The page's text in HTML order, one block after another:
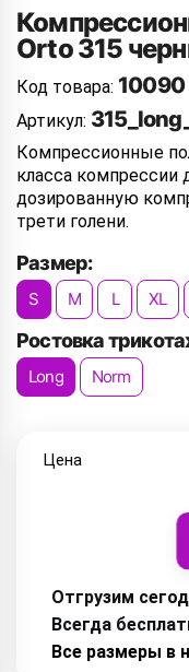
Orto 315
Код товара: 10090
Артикул:
Компрессионные
класса
дозированную
трети голени.
Размер:
S M L XL
Ростовка
Long Norm
Цена
Отгрузим
Всегда
Все размеры в